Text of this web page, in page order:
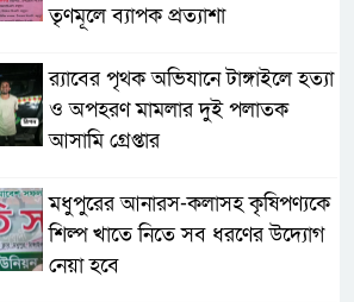
তৃণমূলে ব্যাপক প্রত্যাশা
র‌্যাবের পৃথক অভিযানে টাঙ্গাইলে হত্যা
ও অপহরণ মামলার দুই পলাতক
আসামি গ্রেপ্তার
মধুপুরের আনারস-কলাসহ কৃষিপণ্যকে
শিল্প খাতে নিতে সব ধরণের উদ্যোগ
নেয়া হবে